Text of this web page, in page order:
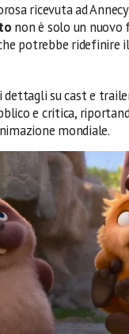
ricevuta ad
non è solo un nuovo
potrebbe ridefinire
dettagli su cast e
e critica,
mondiale.